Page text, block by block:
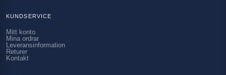
KUNDSERVICE
Mitt konto
Mina ordrar
Leveransinformation
Returer
Kontakt